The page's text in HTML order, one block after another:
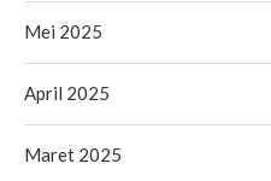
Mei 2025
April 2025
Maret 2025